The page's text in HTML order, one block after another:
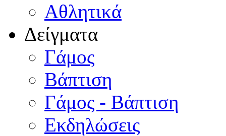
Αθλητικά
Δείγματα
Γάμος
Βάπτιση
Γάμος - Βάπτιση
Εκδηλώσεις